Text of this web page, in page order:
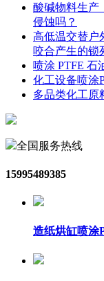
酸碱物料生产
侵蚀吗？
高低温交替户
咬合产生的锁
喷涂 PTFE 石
化工设备喷涂
多品类化工原
全国服务热线
15995489385
造纸烘缸喷涂